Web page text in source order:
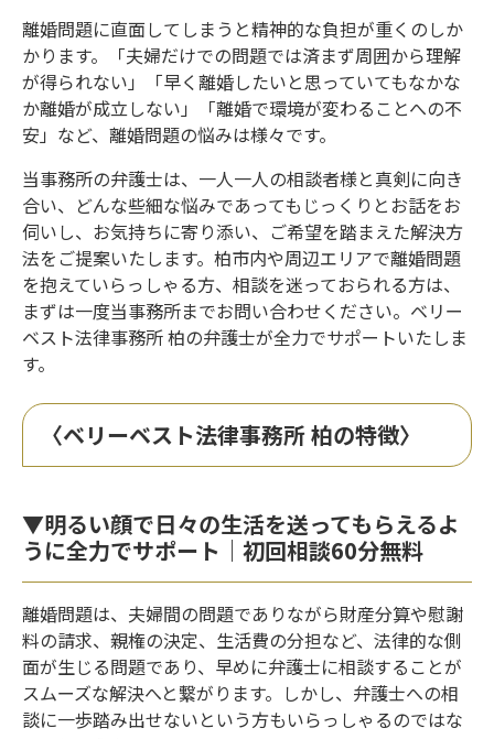
離婚問題に直面してしまうと精神的な負担が重くのしか
かります。「夫婦だけでの問題では済まず周囲から理解
が得られない」「早く離婚したいと思っていてもなかな
か離婚が成立しない」「離婚で環境が変わることへの不
安」など、離婚問題の悩みは様々です。
当事務所の弁護士は、一人一人の相談者様と真剣に向き
合い、どんな些細な悩みであってもじっくりとお話をお
伺いし、お気持ちに寄り添い、ご希望を踏まえた解決方
法をご提案いたします。柏市内や周辺エリアで離婚問題
を抱えていらっしゃる方、相談を迷っておられる方は、
まずは一度当事務所までお問い合わせください。ベリー
ベスト法律事務所 柏の弁護士が全力でサポートいたしま
す。
〈ベリーベスト法律事務所 柏の特徴〉
▼明るい顔で日々の生活を送ってもらえるよ
うに全力でサポート｜初回相談60分無料
離婚問題は、夫婦間の問題でありながら財産分算や慰謝
料の請求、親権の決定、生活費の分担など、法律的な側
面が生じる問題であり、早めに弁護士に相談することが
スムーズな解決へと繋がります。しかし、弁護士への相
談に一歩踏み出せないという方もいらっしゃるのではな